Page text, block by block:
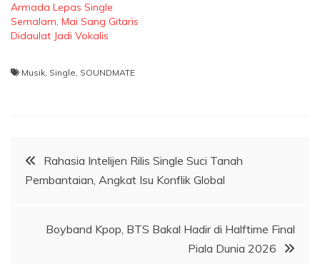
Armada Lepas Single
Semalam, Mai Sang Gitaris
Didaulat Jadi Vokalis
Musik, Single, SOUNDMATE
Navigasi
pos
Rahasia Intelijen Rilis Single Suci Tanah
Pembantaian, Angkat Isu Konflik Global
Boyband Kpop, BTS Bakal Hadir di Halftime Final
Piala Dunia 2026